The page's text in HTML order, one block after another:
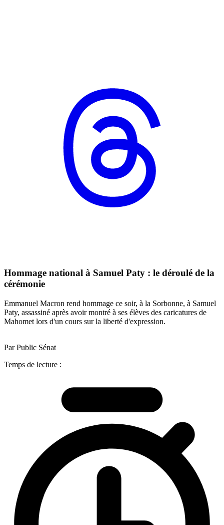
Hommage national à Samuel Paty : le déroulé de la
cérémonie
Emmanuel Macron rend hommage ce soir, à la Sorbonne, à Samuel
Paty, assassiné après avoir montré à ses élèves des caricatures de
Mahomet lors d'un cours sur la liberté d'expression.
Par Public Sénat
Temps de lecture :